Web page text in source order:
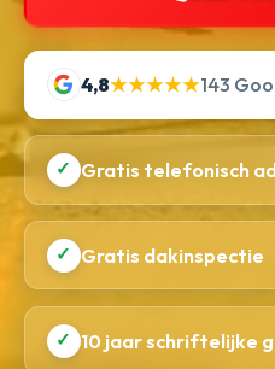
4,8★★★★★143
✓ Gratis telefonisch
✓ Gratis dakinspectie
✓ 10 jaar schriftelijke